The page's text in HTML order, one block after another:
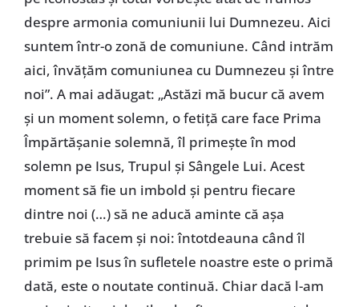
despre armonia comuniunii lui Dumnezeu. Aici
suntem într-o zonă de comuniune. Când intrăm
aici, învățăm comuniunea cu Dumnezeu și între
noi”. A mai adăugat: „Astăzi mă bucur că avem
și un moment solemn, o fetiță care face Prima
Împărtășanie solemnă, îl primește în mod
solemn pe Isus, Trupul și Sângele Lui. Acest
moment să fie un imbold și pentru fiecare
dintre noi (…) să ne aducă aminte că așa
trebuie să facem și noi: întotdeauna când îl
primim pe Isus în sufletele noastre este o primă
dată, este o noutate continuă. Chiar dacă l-am